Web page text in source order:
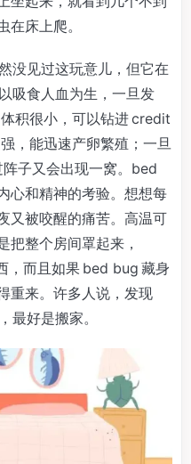
床上爬。
没见过这玩意儿，但它在
吸食人血为生，一旦发
积很小，可以钻进 credit
，能迅速产卵繁殖；一旦
子又会出现一窝。bed
心和精神的考验。想想每
又被咬醒的痛苦。高温可
把整个房间罩起来，
，而且如果 bed bug 藏身
重来。许多人说，发现
最好是搬家。